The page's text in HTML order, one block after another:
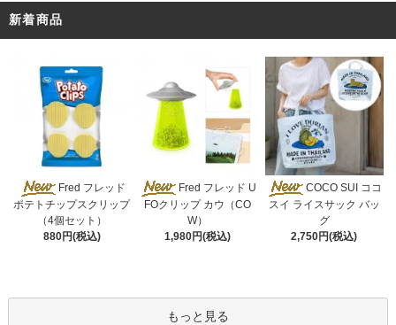
新着商品
Fred フレッド
ポテトチップスクリップ
（4個セット）
880円(税込)
Fred フレッド U
FOクリップ カウ（CO
W）
1,980円(税込)
COCO SUI ココ
スイ ライスサック バッ
グ
2,750円(税込)
もっと見る